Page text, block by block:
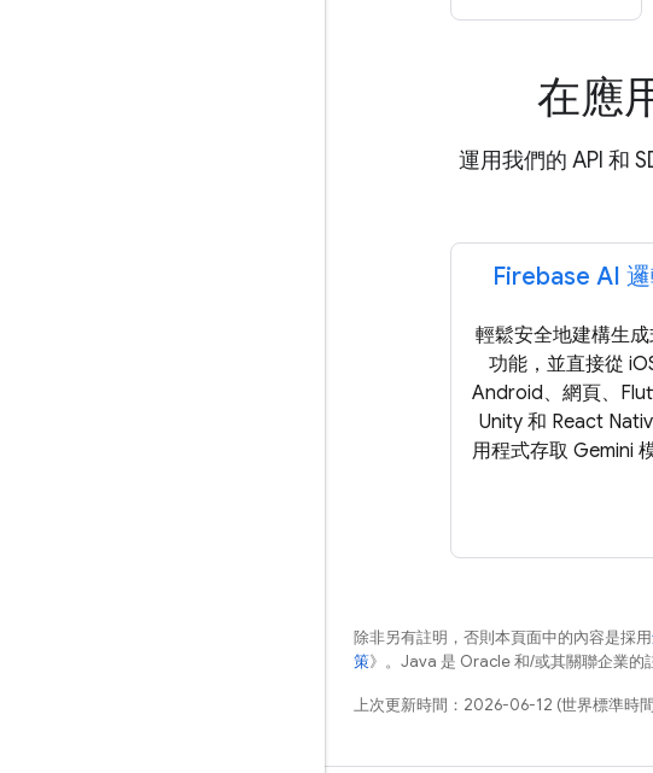
在應
運用我們的 API 和
Firebase AI
輕鬆安全地建構生成
功能，並直接從 iOS
Android、網頁、
Unity 和 React
用程式存取 Gemini 模
除非另有註明，否則本頁面中的內容是採用
策》。Java 是 Oracle 和/或其關聯企業的
上次更新時間：2026-06-12 (世界標準時間